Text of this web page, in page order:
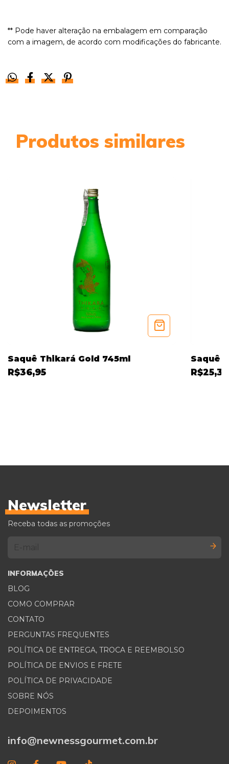
** Pode haver alteração na embalagem em comparação
com a imagem, de acordo com modificações do fabricante.
Produtos similares
Saquê Thikará Gold 745ml
R$36,95
Saquê
R$25,30
Newsletter
Receba todas as promoções
INFORMAÇÕES
BLOG
COMO COMPRAR
CONTATO
PERGUNTAS FREQUENTES
POLÍTICA DE ENTREGA, TROCA E REEMBOLSO
POLÍTICA DE ENVIOS E FRETE
POLÍTICA DE PRIVACIDADE
SOBRE NÓS
DEPOIMENTOS
info@newnessgourmet.com.br